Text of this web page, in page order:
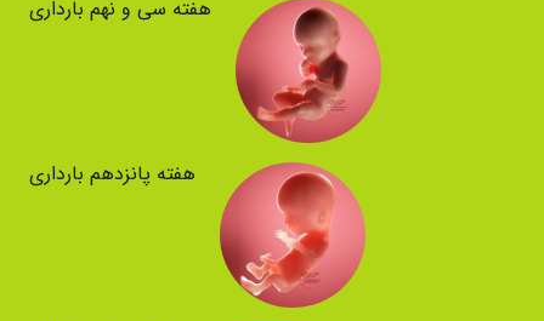
هفته سی و نهم بارداری
هفته پانزدهم بارداری